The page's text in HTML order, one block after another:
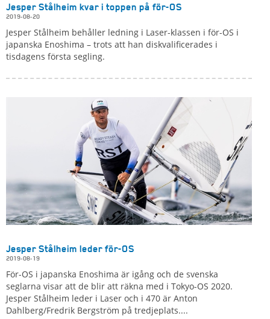
Jesper Stålheim kvar i toppen på för-OS
2019-08-20
Jesper Stålheim behåller ledning i Laser-klassen i för-OS i
japanska Enoshima – trots att han diskvalificerades i
tisdagens första segling.
Jesper Stålheim leder för-OS
2019-08-19
För-OS i japanska Enoshima är igång och de svenska
seglarna visar att de blir att räkna med i Tokyo-OS 2020.
Jesper Stålheim leder i Laser och i 470 är Anton
Dahlberg/Fredrik Bergström på tredjeplats....